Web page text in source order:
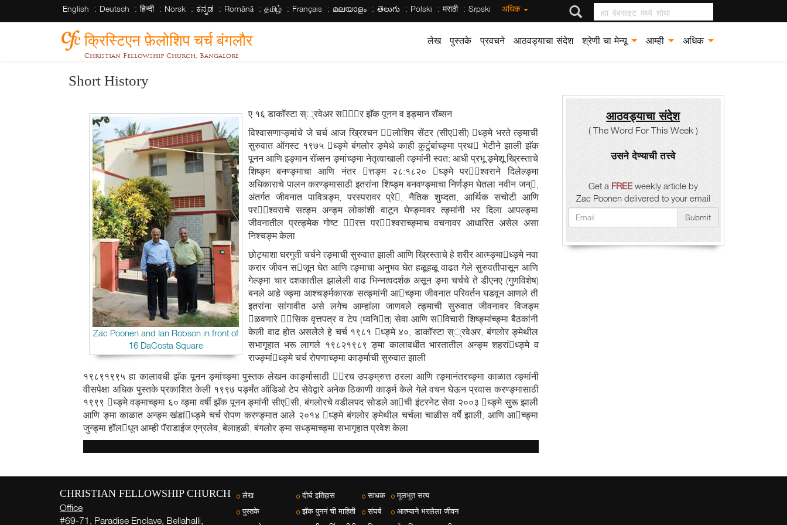
English Deutsch हिन्दी Norsk ಕನ್ನಡ Română தமிழ் Français മലയാളം తెలుగు Polski मराठी Srpski अधिक ह्या वेबसाइट मध्ये शोधा
क्रिस्टिएन फ़ेलोशिप चर्च बंगलौर
Christian Fellowship Church, Bangalore
लेख पुस्तके प्रवचने आठवड्याचा संदेश श्रेणी चा मेन्यू आम्ही अधिक
Short History
Zac Poonen and Ian Robson in front of
16 DaCosta Square
ए १६ डाकॉस्टा स््रवेअर साेर झॅक पूनन व इङ्मान रॉब्सन
विश्वासणाऱ्ङ्मांचे जे चर्च आज ख्रिश्चन ेलोशिप सेंटर (सीएसी) ध्ङ्मे भरते त्ङ्माची
सुरुवात ऑगस्ट १९७५ ध्ङ्मे बंगलोर ङ्मेथे काही कुटुंबांच्ङ्मा प्रथ भेटीने झाली झॅक
पूनन आणि इङ्मान रॉब्सन ङ्मांच्ङ्मा नेतृत्वाखाली त्ङ्मांनी स्वत: आधी प्रभू ङ्मेशू ख्रिस्ताचे
शिष्ङ्म बनण्ङ्माचा आणि नंतर त्तङ्म २८:१८२० ध्ङ्मे परेश्वराने दिलेल्ङ्मा
अधिकाराचे पालन करण्ङ्मासाठी इतरांना शिष्ङ्म बनवण्ङ्माचा निर्णङ्म घेतला नवीन जन्,
अंतर्गत जीवनात पावित्र्ङ्म, परस्परावर प्रे, नैतिक शुध्दता, आर्थिक सचोटी आणि
परेश्वराचे सत्ङ्म अन्ङ्म लोकांशी वाटून घेण्ङ्मावर त्ङ्मांनी भर दिला आपल्ङ्मा
जीवनातील प्रत्ङ्मेक गोष्ट ्रत्त परेश्वराच्ङ्माच वचनावर आधारित असेल असा
निश्चङ्म केला
छोट्याशा घरगुती चर्चने त्ङ्माची सुरुवात झाली आणि ख्रिस्ताचे हे शरीर आत्म्ङ्माध्ङ्मे नवा
करार जीवन सजून घेत आणि त्ङ्माचा अनुभव घेत हळूहळू वाढत गेले सुरुवतीपासून आणि
गेल्ङ्मा चार दशकातील झालेली वाढ भिन्नत्वदर्शक असून ङ्मा चर्चचे ते डीएनए (गुणविशेष)
बनले आहे ज्ङ्मा आश्चर्ङ्मकारक सत्ङ्मांनी आच्ङ्मा जीवनात परिवर्तन घडवून आणले ती
इतरांना सांगावीत असे लगेच आम्हांला जाणवले त्ङ्माची सुरुवात जीवनावर विजङ्म
ळवणारे ासिक वृत्तपत्र व टेप (ध्वनित) सेवा आणि सविचारी शिष्ङ्मांच्ङ्मा बैठकांनी
केली वाढ होत असलेेले हे चर्च १९८१ ध्ङ्मे ४०, डाकॉस्टा स््रवेअर, बंगलोर ङ्मेथील
सभागृहात भरू लागले १९८२१९८९ ङ्मा कालावधीत भारतातील अन्ङ्म शहरांध्ङ्मे व
राज्ङ्मांध्ङ्मे चर्च रोपणाच्ङ्मा कार्ङ्माची सुरुवात झाली
१९८९१९९५ हा कालावधी झॅक पूनन ङ्मांच्ङ्मा पुस्तक लेखन कार्ङ्मासाठी ारच उपङ्म्रुत्त ठरला आणि त्ङ्मानंतरच्ङ्मा काळात त्ङ्मांनी
वीसपेक्षा अधिक पुस्तके प्रकाशित केली १९९७ पर्ङ्मंत ऑडिओ टेप सेवेद्वारे अनेक ठिकाणी कार्ङ्म केले गेले वचन घेऊन प्रवास करण्ङ्मासाठी
१९९९ ध्ङ्मे वङ्माच्ङ्मा ६० व्ङ्मा वर्षी झॅक पूनन ङ्मांनी सीएसी, बंगलोरचे वडीलपद सोडले आची इंटरनेट सेवा २००३ ध्ङ्मे सुरू झाली
आणि ङ्मा काळात अन्ङ्म खंडांध्ङ्मे चर्च रोपण करण्ङ्मात आले २०१४ ध्ङ्मे बंगलोर ङ्मेथील चर्चला चाळीस वर्षे झाली, आणि आच्ङ्मा
जुन्ङ्मा हॉलधून आम्ही पॅराडाईज एन्रलेव, बेलाहळी, बंगलोर ङ्मा सध्ङ्माच्ङ्मा सभागृहात प्रवेश केला
आठवड्याचा संदेश
( The Word For This Week )
उसने देण्याची तत्त्वे
Get a FREEweekly article by
Zac Poonen delivered to your email
Submit
CHRISTIAN FELLOWSHIP CHURCH
Office
#69-71, Paradise Enclave, Bellahalli,
लेख
पुस्तके
दीर्घ इतिहास
झॅक पुननं ची माहिती
साधक
संघर्ष
मूलभूत सत्य
आत्म्याने भरलेला जीवन